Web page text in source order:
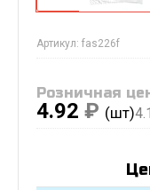
Артикул: fas226f
Розничная
4.92 ₽ (шт)